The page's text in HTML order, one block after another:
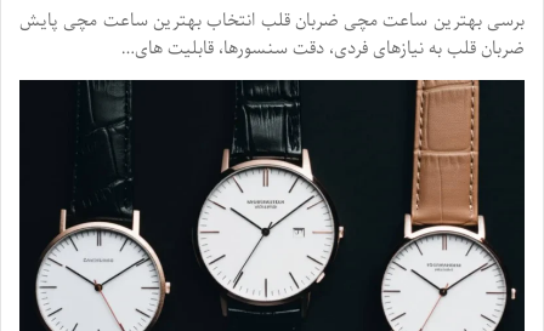
برسی بهترین ساعت مچی ضربان قلب انتخاب بهترین ساعت مچی پایش
ضربان قلب به نیازهای فردی، دقت سنسورها، قابلیت های…